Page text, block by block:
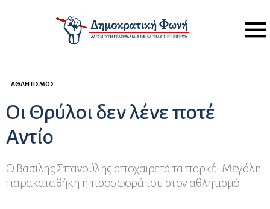
Menu
ΑΘΛΗΤΙΣΜΌΣ
Οι Θρύλοι δεν λένε ποτέ
Αντίο
Ο Βασίλης Σπανούλης αποχαιρετά τα παρκέ- Μεγάλη
παρακαταθήκη η προσφορά του στον αθλητισμό